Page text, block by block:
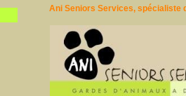
Ani Seniors Services, spécialiste